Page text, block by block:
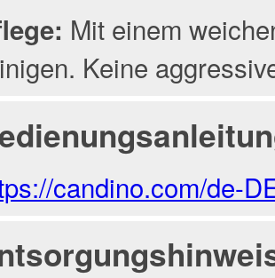
Mit einem
Keine
candino.com/de-